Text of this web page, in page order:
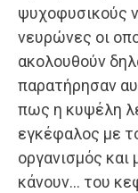
ψυχοφυσικούς
νευρώνες οι
ακολουθούν
παρατήρησαν
πως η κυψέλη
εγκέφαλος με
οργανισμός και
κάνουν… του